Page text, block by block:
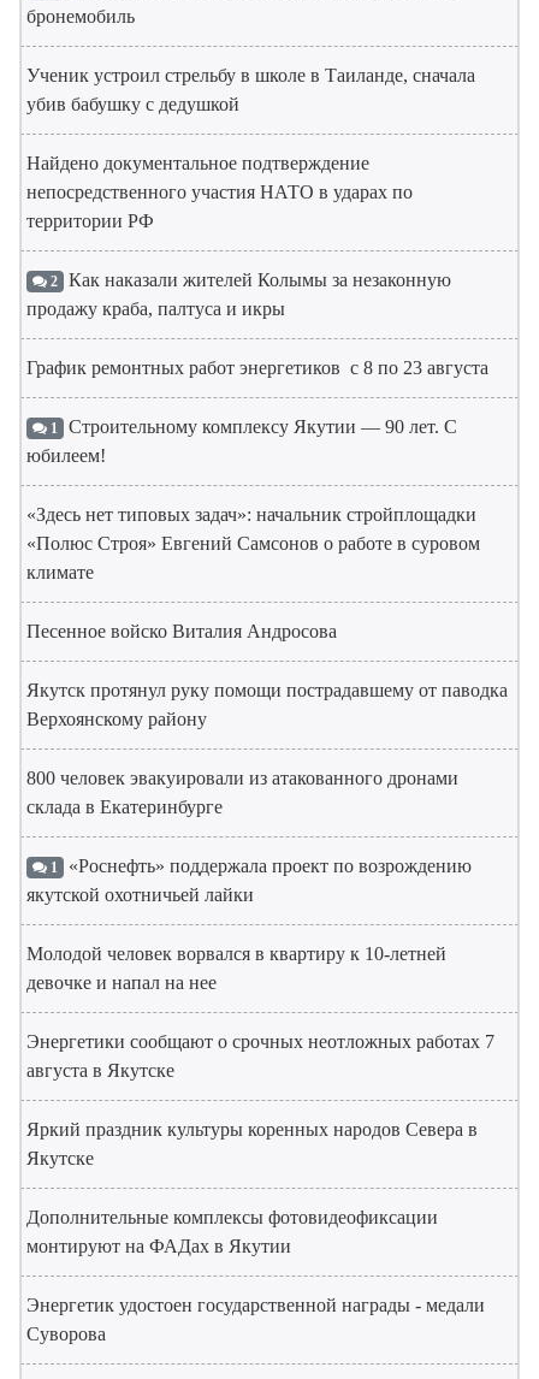
бронемобиль
Ученик устроил стрельбу в школе в Таиланде, сначала
убив бабушку с дедушкой
Найдено документальное подтверждение
непосредственного участия НАТО в ударах по
территории РФ
2 Как наказали жителей Колымы за незаконную
продажу краба, палтуса и икры
График ремонтных работ энергетиков с 8 по 23 августа
1 Строительному комплексу Якутии — 90 лет. С
юбилеем!
«Здесь нет типовых задач»: начальник стройплощадки
«Полюс Строя» Евгений Самсонов о работе в суровом
климате
Песенное войско Виталия Андросова
Якутск протянул руку помощи пострадавшему от паводка
Верхоянскому району
800 человек эвакуировали из атакованного дронами
склада в Екатеринбурге
1 «Роснефть» поддержала проект по возрождению
якутской охотничьей лайки
Молодой человек ворвался в квартиру к 10-летней
девочке и напал на нее
Энергетики сообщают о срочных неотложных работах 7
августа в Якутске
Яркий праздник культуры коренных народов Севера в
Якутске
Дополнительные комплексы фотовидеофиксации
монтируют на ФАДах в Якутии
Энергетик удостоен государственной награды - медали
Суворова